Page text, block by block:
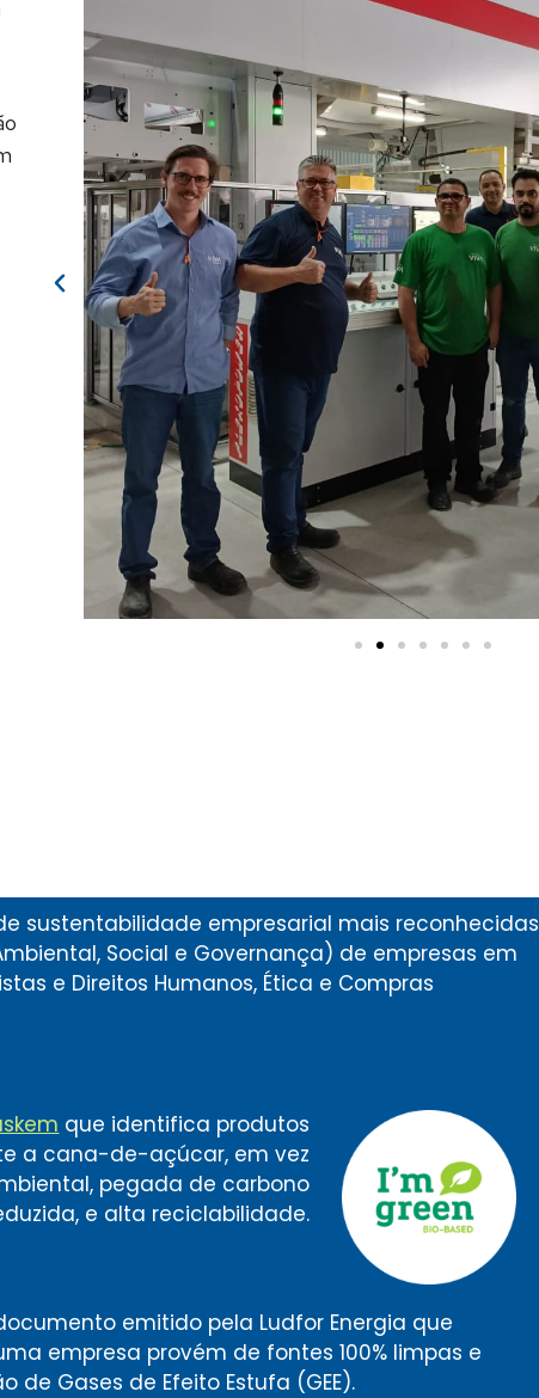
sustentabilidade empresarial mais reconhecidas
Social e Governança) de empresas em
e Direitos Humanos, Ética e Compras
que identifica produtos
a cana-de-açúcar, em vez
pegada de carbono
e alta reciclabilidade.
emitido pela Ludfor Energia que
empresa provém de fontes 100% limpas e
de Gases de Efeito Estufa (GEE).